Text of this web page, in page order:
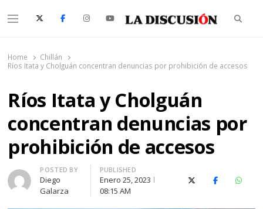
Menu
Home
Chillán
Ríos Itata y Cholguán concentran denuncias por prohibición de accesos
Ríos Itata y Cholguán
concentran denuncias por
prohibición de accesos
Author
POSTED BY
Diego
Galarza
PUBLISHED
Enero 25, 2023
08:15 AM
X (Twitter)Facebook